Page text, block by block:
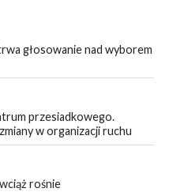
głosowanie nad wyborem
przesiadkowego.
w organizacji ruchu
rośnie